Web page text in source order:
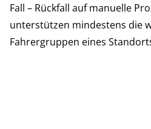
Fall – Rückfall auf manuelle
unterstützen mindestens die
Fahrergruppen eines